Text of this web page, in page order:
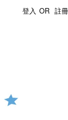
登入 OR 註